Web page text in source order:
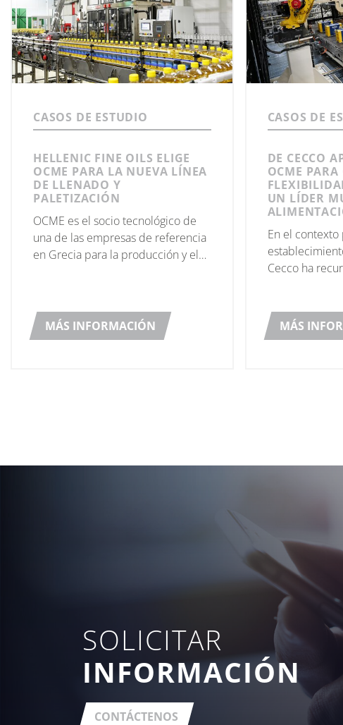
CASOS DE ESTUDIO
HELLENIC FINE OILS ELIGE
OCME PARA LA NUEVA LÍNEA
DE LLENADO Y
PALETIZACIÓN
OCME es el socio tecnológico de
una de las empresas de referencia
en Grecia para la producción y el
MÁS INFORMACIÓN
CASOS DE
DE CECCO
OCME
UN LÍDER
En el
Cecco ha
paletización
mismo
MÁS
SOLICITAR
INFORMACIÓN
CONTÁCTENOS